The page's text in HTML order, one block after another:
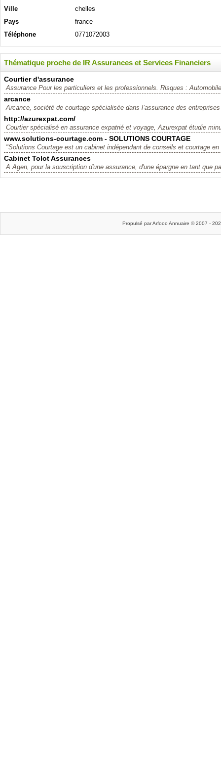
Ville
chelles
Pays
france
Téléphone
0771072003
Thématique proche de IR Assurances et Services Financiers
Courtier d'assurance
Assurance Pour les particuliers et les professionnels. Risques :
arcance
Arcance, société de courtage spécialisée dans l’assurance des
http://azurexpat.com/
Courtier spécialisé en assurance expatrié et voyage, Azurexpat étudie
www.solutions-courtage.com - SOLUTIONS COURTAGE
"Solutions Courtage est un cabinet indépendant de conseils et courtage
Cabinet Tolot Assurances
A Agen, pour la souscription d'une assurance, d'une épargne en tant que
Propulsé par Arfooo Annuaire © 2007 -